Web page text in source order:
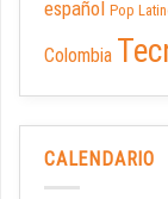
español Pop
Colombia
CALENDARIO